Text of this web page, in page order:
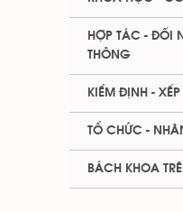
HỢP TÁC - ĐỐI
THÔNG
KIỂM ĐỊNH -
TỔ CHỨC -
BÁCH KHOA